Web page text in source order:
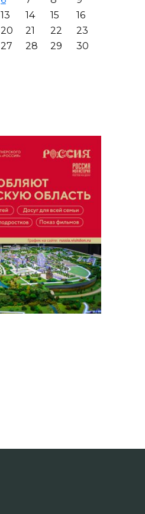
13 14 15
16
20 21 22
23
27 28 29
30